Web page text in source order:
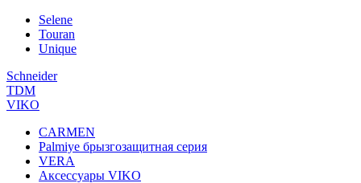
Selene
Touran
Unique
Schneider
TDM
VIKO
CARMEN
Palmiye брызгозащитная серия
VERA
Аксессуары VIKO